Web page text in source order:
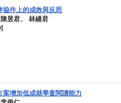
協作上的成效與反思
昱君、 林縵君
案增加低成就學童閱讀能力